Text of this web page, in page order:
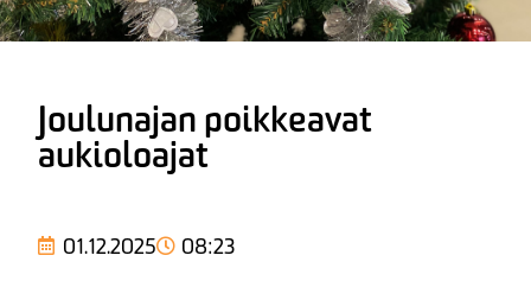
Joulunajan poikkeavat
aukioloajat
01.12.2025 08:23